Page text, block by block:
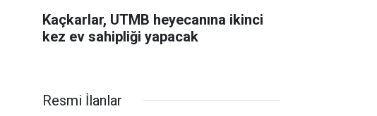
Kaçkarlar, UTMB heyecanına ikinci
kez ev sahipliği yapacak
Resmi İlanlar